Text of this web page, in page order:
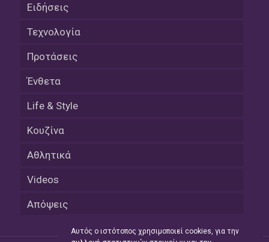
Ειδήσεις
Τεχνολογία
Προτάσεις
Ένθετα
Life & Style
Κουζίνα
Αθλητικά
Videos
Απόψεις
Αυτός ο ιστότοπος χρησιμοποιεί cookies, για την